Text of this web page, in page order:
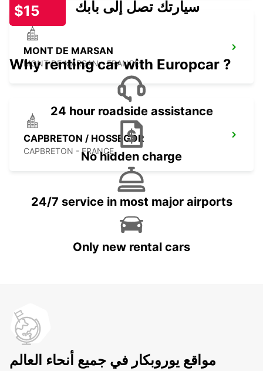
MONT DE MARSAN
MONT DE MARSAN - FRANCE
CAPBRETON / HOSSEGOR
CAPBRETON - FRANCE
$15 سيارتك تصل إلى بابك
Why renting car with Europcar ?
24 hour roadside assistance
No hidden charge
24/7 service in most major airports
Only new rental cars
مواقع يوروبكار في جميع أنحاء العالم